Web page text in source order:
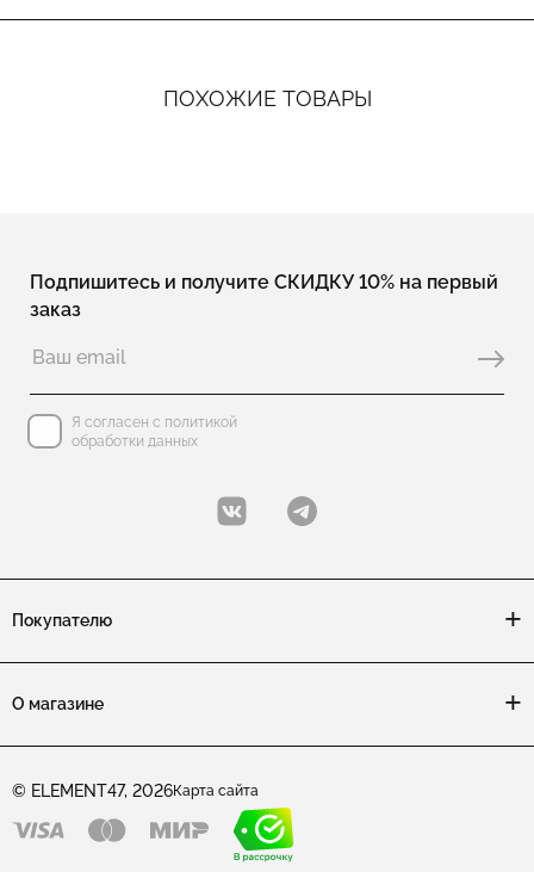
ПОХОЖИЕ ТОВАРЫ
Подпишитесь и получите СКИДКУ 10% на первый
заказ
Я согласен с политикой
обработки данных
Покупателю
О магазине
© ELEMENT47, 2026Карта сайта